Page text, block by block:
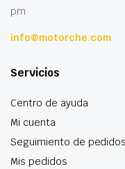
pm
info@motorche.com
Servicios
Centro de ayuda
Mi cuenta
Seguimiento de pedidos
Mis pedidos